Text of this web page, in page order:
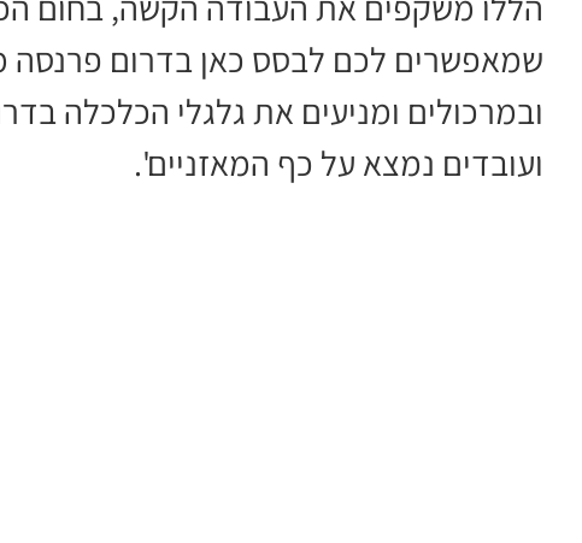
שמאפשרים לכם לבסס כאן בדרום פרנסה
ועובדים נמצא על כף המאזניים'.